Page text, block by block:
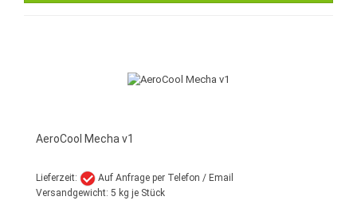
AeroCool Mecha v1
Lieferzeit:
Auf Anfrage per Telefon / Email
Versandgewicht: 5 kg je Stück